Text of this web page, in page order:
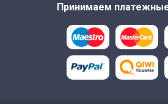
Принимаем